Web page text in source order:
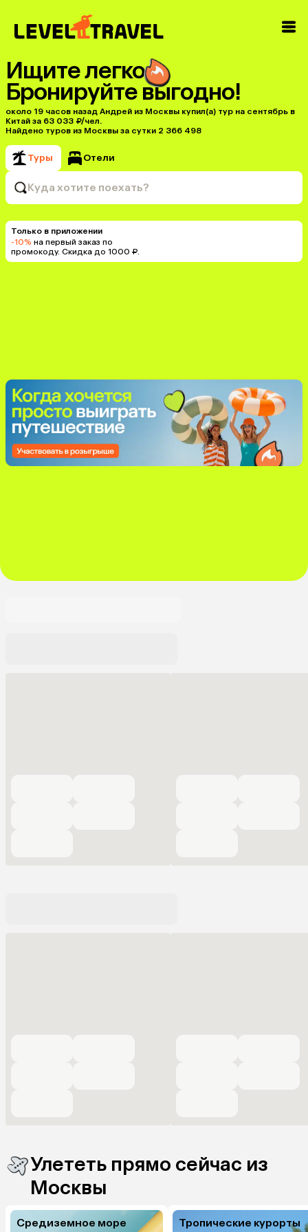
Ищите легко
Бронируйте выгодно!
около 19 часов назад Андрей из Москвы купил(a) тур на сентябрь в
Китай за 63 033 ₽/чел.
Найдено туров из Москвы за сутки 2 366 498
Туры Отели
Куда хотите поехать?
Только в приложении
-10% на первый заказ по
промокоду. Скидка до 1000 ₽.
Улететь прямо сейчас из
Москвы
Средиземное море Тропические курорты